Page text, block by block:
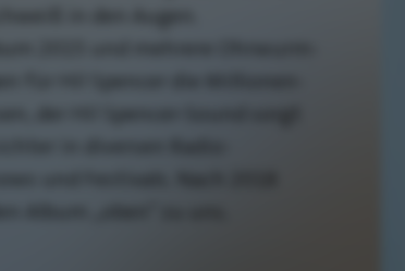
in den Augen.
2015 und mehrere Ohrwurm-
der Hi! Spencer-Sound sorgt
in diversen Radio-